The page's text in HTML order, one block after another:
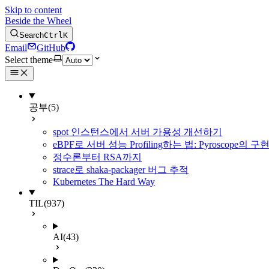
Skip to content
Beside the Wheel
SearchCtrlK
Email
GitHub
Select theme
공부(5)
spot 인스턴스에서 서버 가용성 개선하기
eBPF로 서버 성능 Profiling하는 법: Pyroscope의 구
정수론부터 RSA까지
strace로 shaka-packager 버그 추적
Kubernetes The Hard Way
TIL(937)
AI(43)